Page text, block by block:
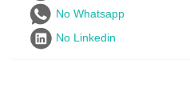
No Whatsapp
No Linkedin